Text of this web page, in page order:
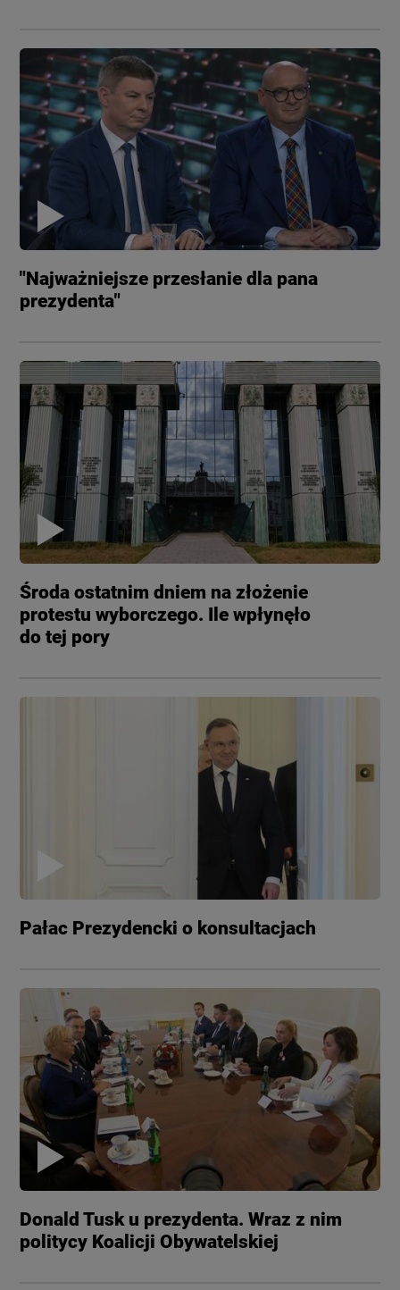
"Najważniejsze przesłanie dla pana
prezydenta"
Środa ostatnim dniem na złożenie
protestu wyborczego. Ile wpłynęło
do tej pory
Pałac Prezydencki o konsultacjach
Donald Tusk u prezydenta. Wraz z nim
politycy Koalicji Obywatelskiej